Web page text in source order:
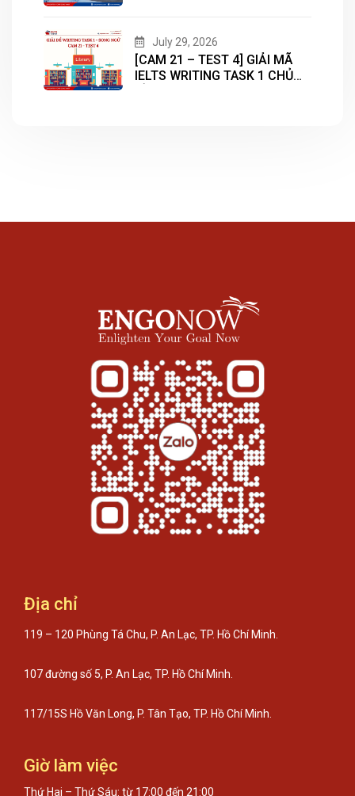
July 29, 2026
[CAM 21 – TEST 4] GIẢI MÃ
IELTS WRITING TASK 1 CHỦ
Địa chỉ
119 – 120 Phùng Tá Chu, P. An Lạc, TP. Hồ Chí Minh.
107 đường số 5, P. An Lạc, TP. Hồ Chí Minh.
117/15S Hồ Văn Long, P. Tân Tạo, TP. Hồ Chí Minh.
Giờ làm việc
Thứ Hai – Thứ Sáu: từ 17:00 đến 21:00